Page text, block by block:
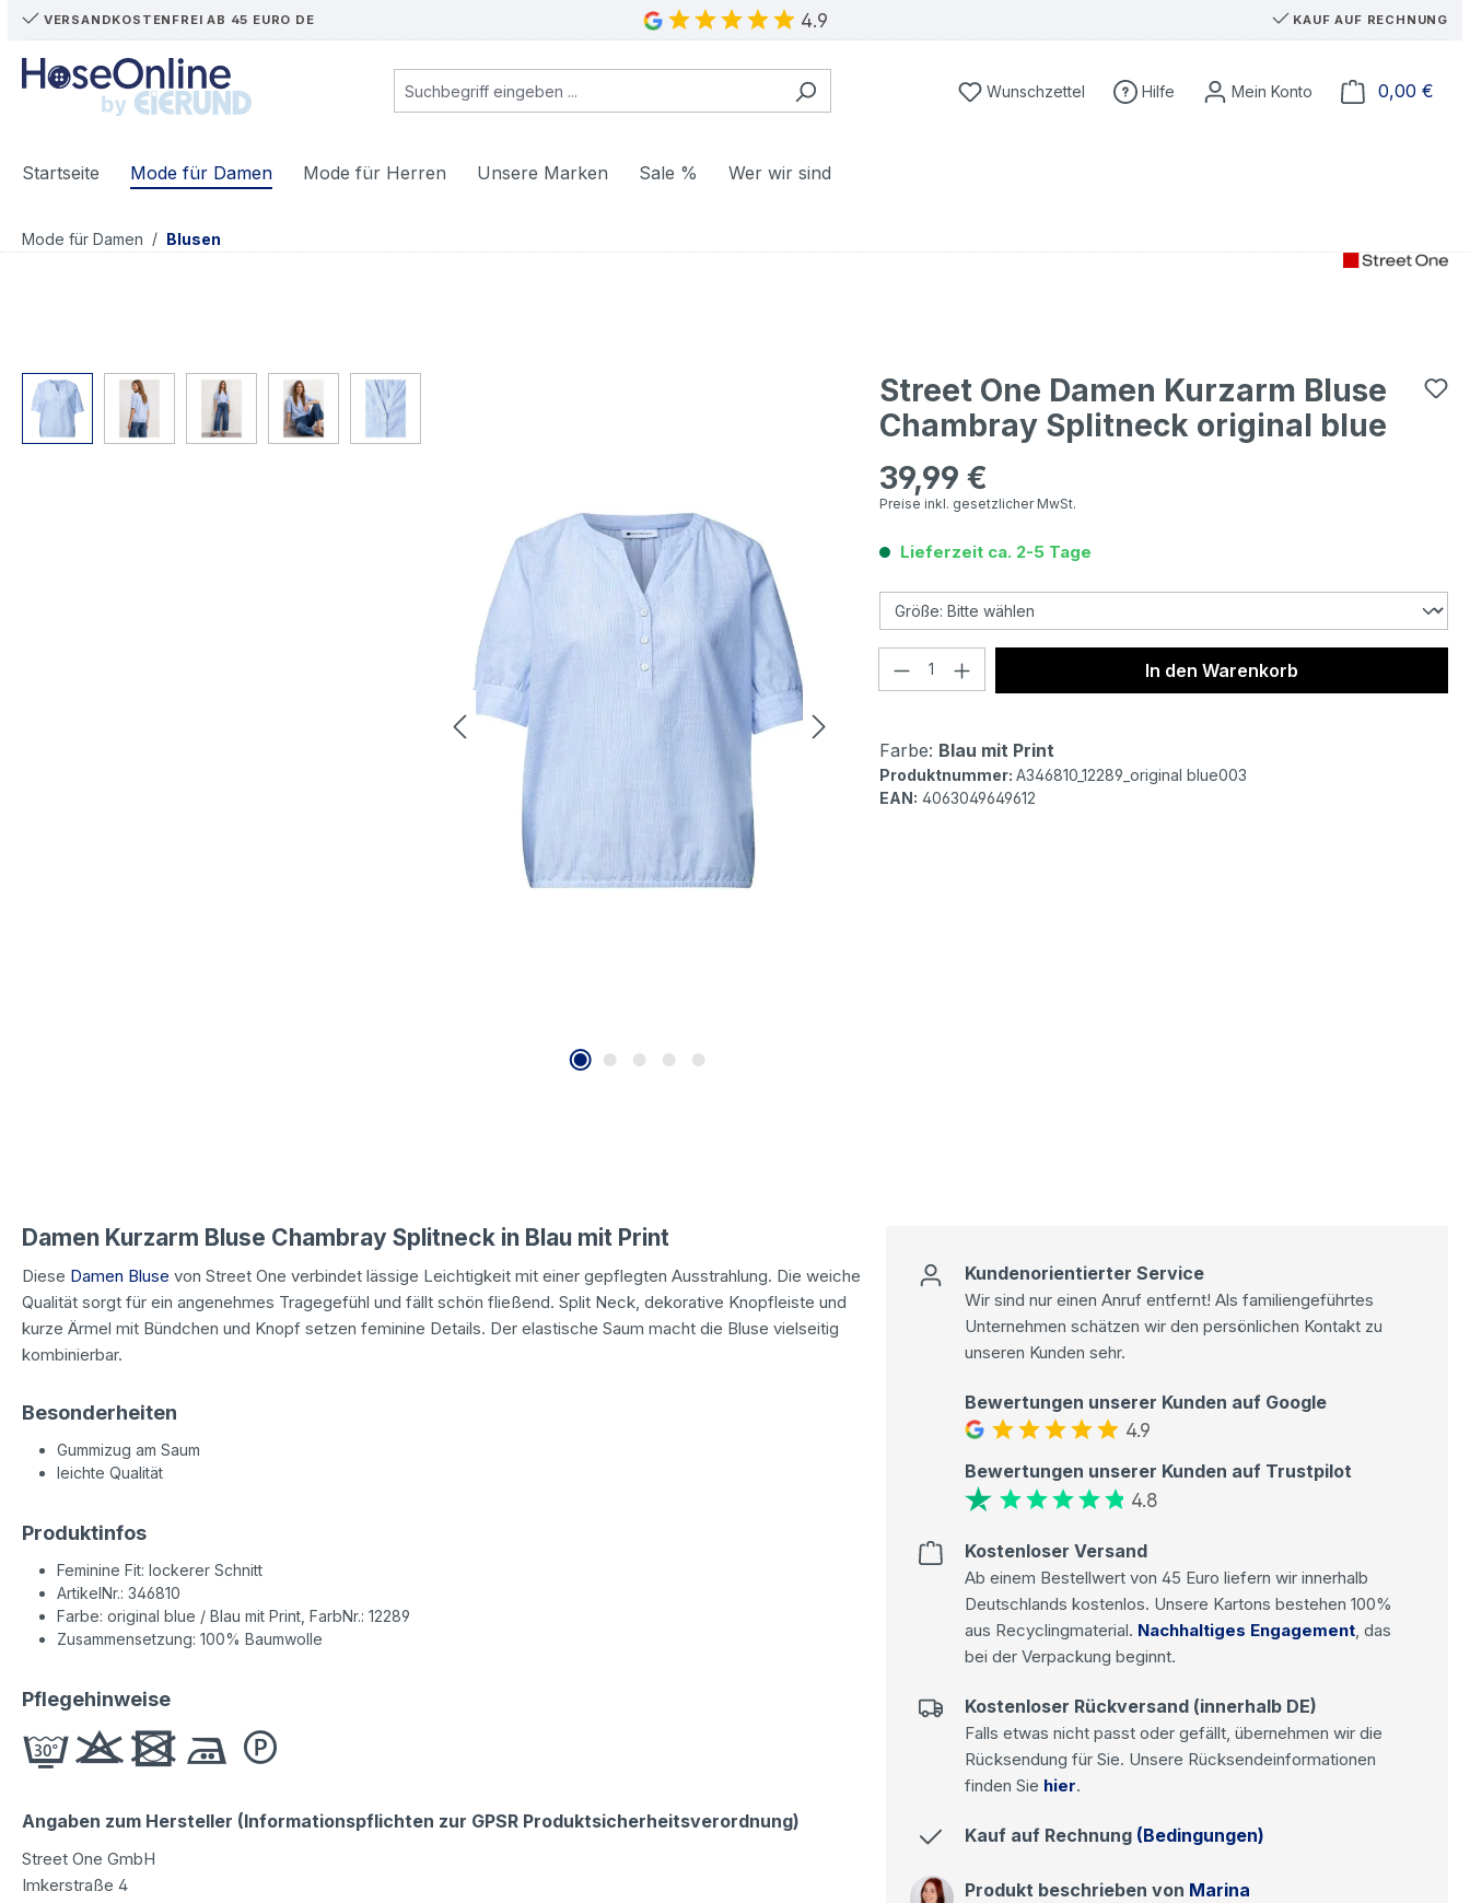
Hauptinhalt springen
Zur Suche springen
Zur Hauptnavigation springen
VERSANDKOSTENFREI AB 45 EURO DE 4.9 KAUF AUF RECHNUNG
Du hast 0 Produkte auf dem Merkzettel
Wunschzettel Hilfe 0,00 €
Startseite Mode für Damen Mode für Herren Unsere Marken Sale % Wer wir sind
Mode für Damen / Blusen
Bildergalerie überspringen
Street One Damen Kurzarm Bluse
Chambray Splitneck original blue
Regulärer Preis:
39,99 €
Preise inkl. gesetzlicher MwSt.
Lieferzeit ca. 2-5 Tage
Produkt Anzahl: Gib den gewünschten Wert
In den Warenkorb
Farbe: Blau mit Print
Produktnummer: A346810_12289_original blue003
EAN: 4063049649612
Damen Kurzarm Bluse Chambray Splitneck in Blau mit Print
Diese Damen Bluse von Street One verbindet lässige Leichtigkeit mit einer gepflegten Ausstrahlung. Die weiche
Qualität sorgt für ein angenehmes Tragegefühl und fällt schön fließend. Split Neck, dekorative Knopfleiste und
kurze Ärmel mit Bündchen und Knopf setzen feminine Details. Der elastische Saum macht die Bluse vielseitig
kombinierbar.
Besonderheiten
Gummizug am Saum
leichte Qualität
Produktinfos
Feminine Fit: lockerer Schnitt
ArtikelNr.: 346810
Farbe: original blue / Blau mit Print, FarbNr.: 12289
Zusammensetzung: 100% Baumwolle
Pflegehinweise
Angaben zum Hersteller (Informationspflichten zur GPSR Produktsicherheitsverordnung)
Street One GmbH
Imkerstraße 4
Kundenorientierter Service
Wir sind nur einen Anruf entfernt! Als familiengeführtes
Unternehmen schätzen wir den persönlichen Kontakt zu
unseren Kunden sehr.
Bewertungen unserer Kunden auf Google
4.9
Bewertungen unserer Kunden auf Trustpilot
4.8
Kostenloser Versand
Ab einem Bestellwert von 45 Euro liefern wir innerhalb
Deutschlands kostenlos. Unsere Kartons bestehen 100%
aus Recyclingmaterial. Nachhaltiges Engagement, das
bei der Verpackung beginnt.
Kostenloser Rückversand (innerhalb DE)
Falls etwas nicht passt oder gefällt, übernehmen wir die
Rücksendung für Sie. Unsere Rücksendeinformationen
finden Sie hier.
Kauf auf Rechnung (Bedingungen)
Produkt beschrieben von Marina